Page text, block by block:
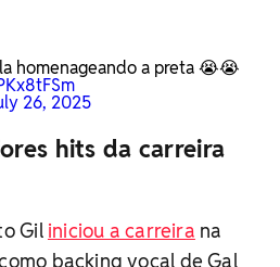
homenageando a preta 😭😭
26, 2025
hits da carreira
Gil iniciou a carreira na
backing vocal de Gal